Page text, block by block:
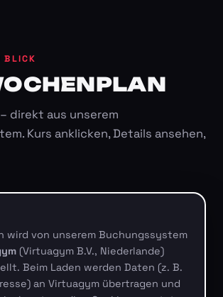
BLICK
direkt aus unserem
Kurs anklicken, Details ansehen,
wird von unserem Buchungssystem
(Virtuagym B.V., Niederlande)
Beim Laden werden Daten (z. B.
an Virtuagym übertragen und